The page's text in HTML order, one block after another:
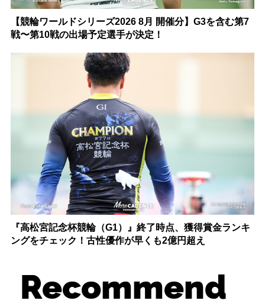
【競輪ワールドシリーズ2026 8月 開催分】G3を含む第7
戦〜第10戦の出場予定選手が決定！
『高松宮記念杯競輪（G1）』終了時点、獲得賞金ランキ
ングをチェック！古性優作が早くも2億円超え
Recommend